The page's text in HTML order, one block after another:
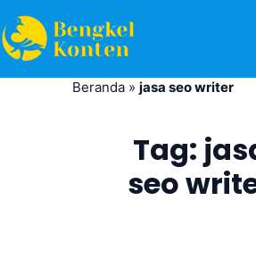
Beranda» jasa seo writer
Tag:
seo